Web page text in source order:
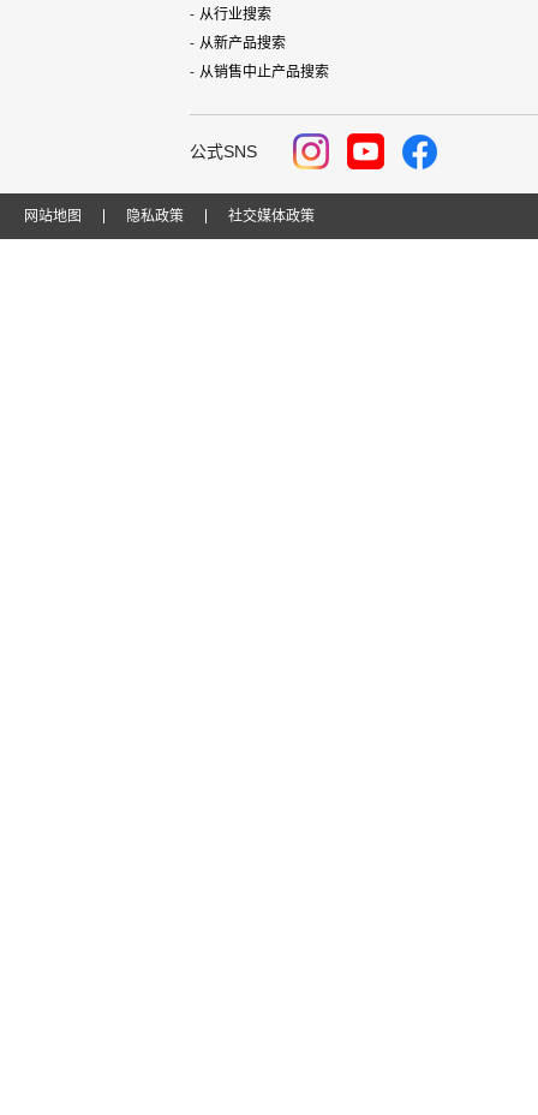
从行业搜索
从新产品搜索
从销售中止产品搜索
公式SNS
网站地图 隐私政策 社交媒体政策